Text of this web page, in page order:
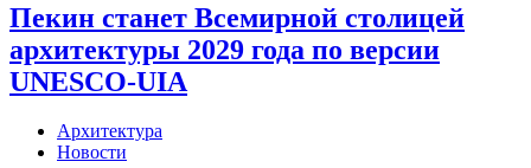
Пекин станет Всемирной столицей
архитектуры 2029 года по версии
UNESCO-UIA
Архитектура
Новости